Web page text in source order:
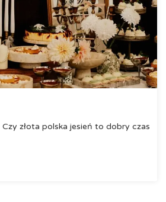
Czy złota polska jesień to dobry czas